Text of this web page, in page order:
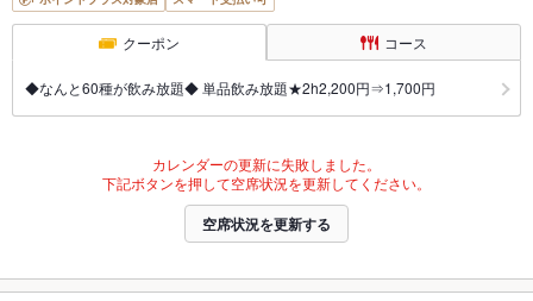
クーポン コース
◆なんと60種が飲み放題◆ 単品飲み放題★2h2,200円⇒1,700円
カレンダーの更新に失敗しました。
下記ボタンを押して空席状況を更新してください。
空席状況を更新する